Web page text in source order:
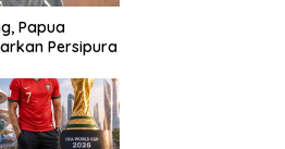
Papua
Persipura